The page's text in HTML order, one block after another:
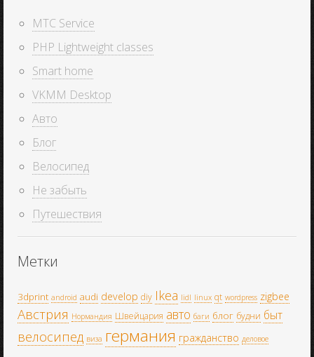
MTC Service
PHP Lightweight classes
Smart home
VKMM Desktop
Авто
Блог
Велосипед
Не забыть
Путешествия
Метки
3dprint android audi develop diy Ikea lidl linux qt wordpress zigbee
Австрия Нормандия Швейцария авто баги блог будни быт
велосипед виза германия гражданство деловое